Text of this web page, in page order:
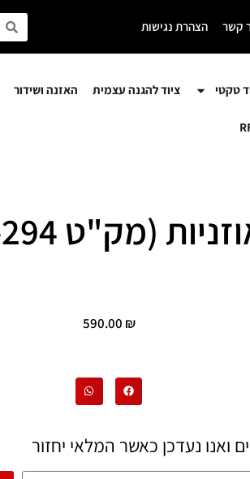
קשר הצהרת נגישות
טקטי ציוד להגנה עצמית האזנה ושידור
590.00 ₪
ואנו נעדכן כאשר המלאי יחזור